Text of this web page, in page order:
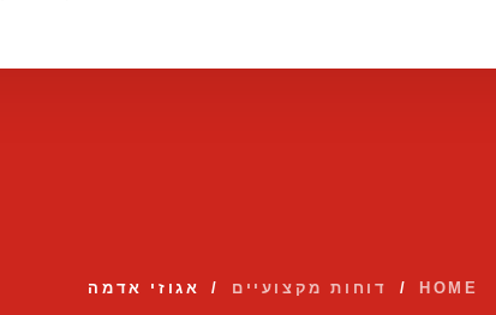
HOME
/ דוחות מקצועיים / אגוזי אדמה